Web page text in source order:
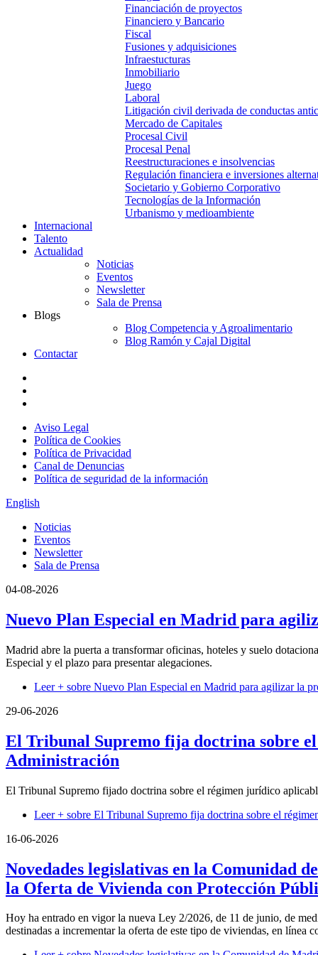
Financiación de proyectos
Financiero y Bancario
Fiscal
Fusiones y adquisiciones
Infraestucturas
Inmobiliario
Juego
Laboral
Litigación civil derivada de conductas
Mercado de Capitales
Procesal Civil
Procesal Penal
Reestructuraciones e insolvencias
Regulación financiera e inversiones
Societario y Gobierno Corporativo
Tecnologías de la Información
Urbanismo y medioambiente
Internacional
Talento
Actualidad
Noticias
Eventos
Newsletter
Sala de Prensa
Blogs
Blog Competencia y Agroalimentario
Blog Ramón y Cajal Digital
Contactar
Aviso Legal
Política de Cookies
Política de Privacidad
Canal de Denuncias
Política de seguridad de la información
English
Noticias
Eventos
Newsletter
Sala de Prensa
04-08-2026
Nuevo Plan Especial en Madrid para
Madrid abre la puerta a transformar oficinas, hoteles y suelo
Especial y el plazo para presentar alegaciones.
Leer + sobre Nuevo Plan Especial en Madrid para agilizar la
29-06-2026
El Tribunal Supremo fija doctrina sobre
Administración
El Tribunal Supremo fijado doctrina sobre el régimen jurídico
Leer + sobre El Tribunal Supremo fija doctrina sobre el
16-06-2026
Novedades legislativas en la Comunidad
la Oferta de Vivienda con Protección
Hoy ha entrado en vigor la nueva Ley 2/2026, de 11 de junio, de
destinadas a incrementar la oferta de este tipo de viviendas, en